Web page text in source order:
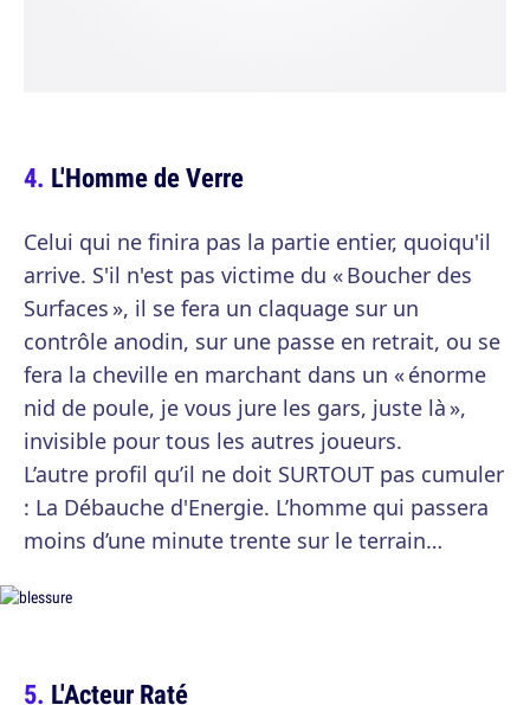
L'Homme de Verre
Celui qui ne finira pas la partie entier, quoiqu'il
arrive. S'il n'est pas victime du « Boucher des
Surfaces », il se fera un claquage sur un
contrôle anodin, sur une passe en retrait, ou se
fera la cheville en marchant dans un « énorme
nid de poule, je vous jure les gars, juste là »,
invisible pour tous les autres joueurs.
L’autre profil qu’il ne doit SURTOUT pas cumuler
: La Débauche d'Energie. L’homme qui passera
moins d’une minute trente sur le terrain…
L'Acteur Raté